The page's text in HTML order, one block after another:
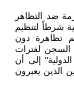
ضد التظاهر
شرطاً لتنظيم
تظاهرة دون
لفترات
إلى أن
الذين يعبرون